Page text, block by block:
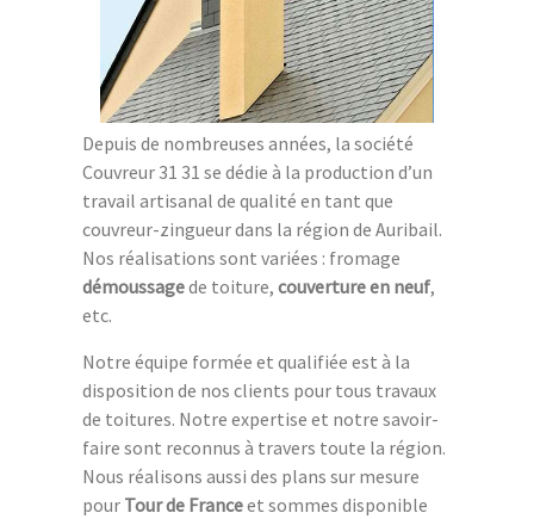
Depuis de nombreuses années, la société
Couvreur 31 31 se dédie à la production d’un
travail artisanal de qualité en tant que
couvreur-zingueur dans la région de Auribail.
Nos réalisations sont variées : fromage
démoussagede toiture, couverture en neuf,
etc.
Notre équipe formée et qualifiée est à la
disposition de nos clients pour tous travaux
de toitures. Notre expertise et notre savoir-
faire sont reconnus à travers toute la région.
Nous réalisons aussi des plans sur mesure
pour Tour de Franceet sommes disponible